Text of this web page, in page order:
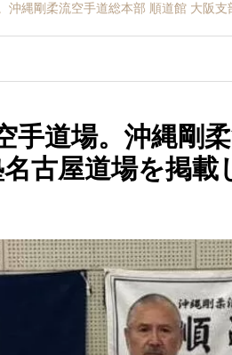
沖縄剛柔流空手道総本部 順道館 大阪支
手道場。沖縄剛
古屋道場を掲載